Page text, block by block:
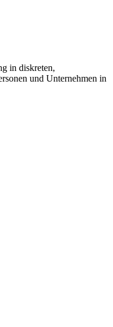
in diskreten,
und Unternehmen in